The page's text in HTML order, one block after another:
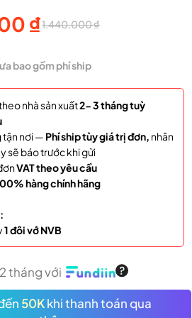
1.440.000₫
₫.
₫
₫.
bao gồm phí ship
nhà sản xuất2- 3 tháng tuỳ
tận nơi — Phí ship tùy giá trị đơn, nhân
sẽ báo trước khi gửi
VAT theo yêu cầu
hàng chính hãng
1 đôi vớ NVB
tháng với
50Kkhi thanh toán qua